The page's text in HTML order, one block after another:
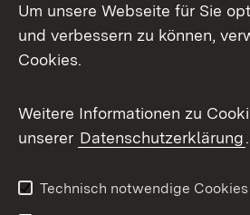
Mastodon
Messenger
Social Wall
X / Twitter
Youtube
Um unsere Webseite für Sie
und verbessern zu können,
Cookies.
Weitere Informationen zu
unserer Datenschutzerklärung.
Technisch notwendige Cookies